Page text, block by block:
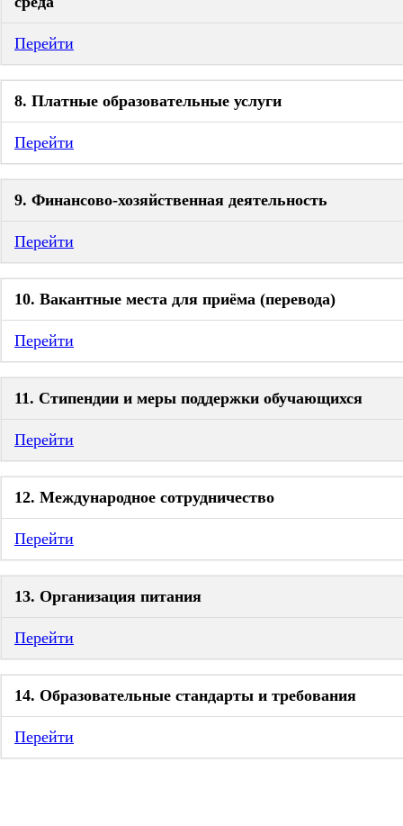
Перейти
8. Платные образовательные услуги
Перейти
9. Финансово-хозяйственная деятельность
Перейти
10. Вакантные места для приёма (перевода)
Перейти
11. Стипендии и меры поддержки обучающихся
Перейти
12. Международное сотрудничество
Перейти
13. Организация питания
Перейти
14. Образовательные стандарты и требования
Перейти